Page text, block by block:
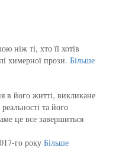
ніж ті, хто її хотів
химерної прози. Більше
в його житті, викликане
та його
це все завершиться
го року Більше